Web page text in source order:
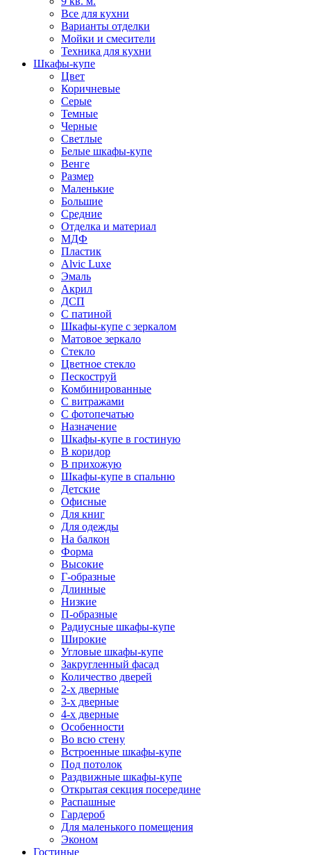
Все для кухни
Варианты отделки
Мойки и смесители
Техника для кухни
Шкафы-купе
Цвет
Коричневые
Серые
Темные
Черные
Светлые
Белые шкафы-купе
Венге
Размер
Маленькие
Большие
Средние
Отделка и материал
МДФ
Пластик
Alvic Luxe
Эмаль
Акрил
ДСП
С патиной
Шкафы-купе с зеркалом
Матовое зеркало
Стекло
Цветное стекло
Пескоструй
Комбинированные
С витражами
С фотопечатью
Назначение
Шкафы-купе в гостиную
В коридор
В прихожую
Шкафы-купе в спальню
Детские
Офисные
Для книг
Для одежды
На балкон
Форма
Высокие
Г-образные
Длинные
Низкие
П-образные
Радиусные шкафы-купе
Широкие
Угловые шкафы-купе
Закругленный фасад
Количество дверей
2-х дверные
3-х дверные
4-х дверные
Особенности
Во всю стену
Встроенные шкафы-купе
Под потолок
Раздвижные шкафы-купе
Открытая секция посередине
Распашные
Гардероб
Для маленького помещения
Эконом
Гостиные